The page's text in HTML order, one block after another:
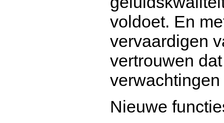
voldoet. En
vervaardigen
vertrouwen
Nieuwe